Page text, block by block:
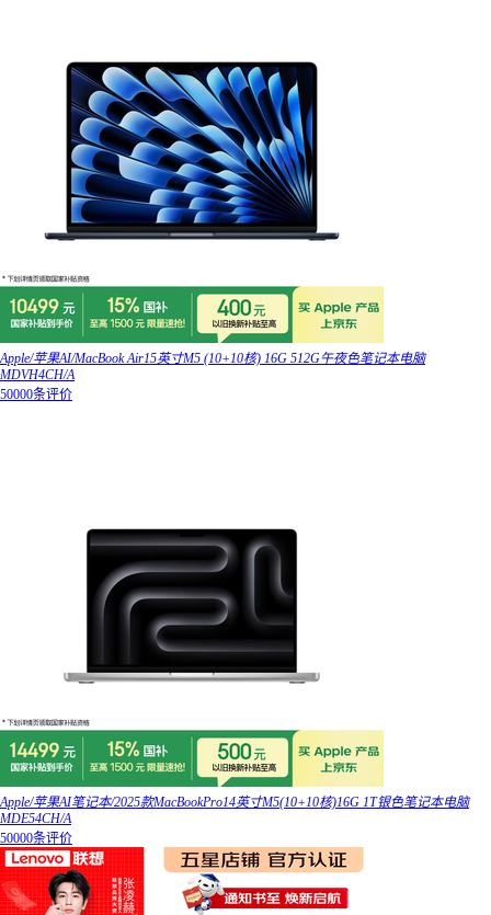
Apple/苹果AI/MacBook Air15英寸M5 (10+10核) 16G 512G午夜色笔记本电脑
MDVH4CH/A
50000条评价
Apple/苹果AI笔记本/2025款MacBookPro14英寸M5(10+10核)16G 1T银色笔记本电脑
MDE54CH/A
50000条评价